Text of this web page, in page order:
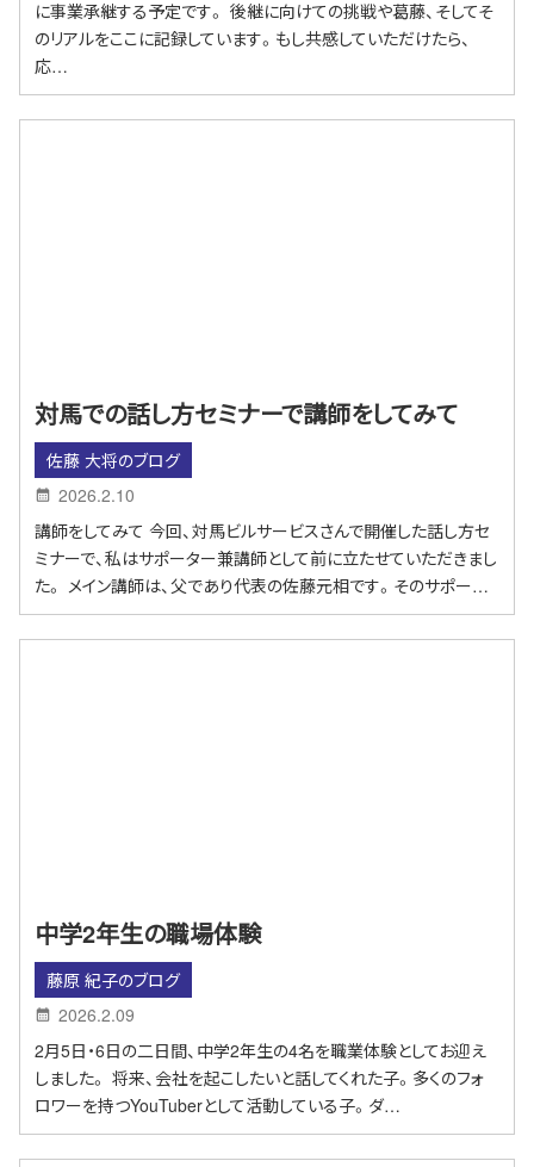
に事業承継する予定です。 後継に向けての挑戦や葛藤、そしてそ
のリアルをここに記録しています。もし共感していただけたら、
応…
対馬での話し方セミナーで講師をしてみて
佐藤 大将のブログ
2026.2.10
講師をしてみて 今回、対馬ビルサービスさんで開催した話し方セ
ミナーで、私はサポーター兼講師として前に立たせていただきまし
た。 メイン講師は、父であり代表の佐藤元相です。そのサポー…
中学2年生の職場体験
藤原 紀子のブログ
2026.2.09
2月5日・6日の二日間、中学2年生の4名を職業体験としてお迎え
しました。 将来、会社を起こしたいと話してくれた子。多くのフォ
ロワーを持つYouTuberとして活動している子。ダ…